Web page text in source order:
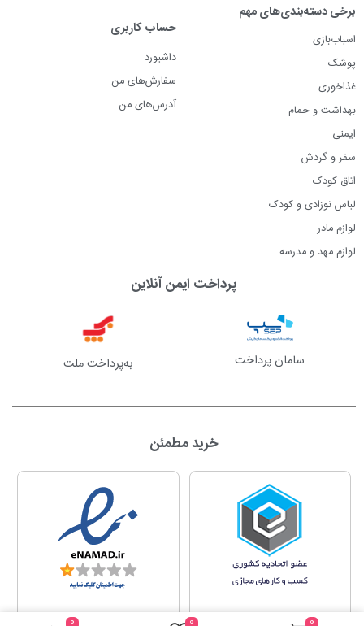
برخی دسته‌بندی‌های مهم
اسباب‌بازی
پوشک
غذاخوری
بهداشت و حمام
ایمنی
سفر و گردش
اتاق کودک
لباس نوزادی و کودک
لوازم مادر
لوازم مهد و مدرسه
حساب کاربری
داشبورد
سفارش‌های من
آدرس‌های من
پرداخت ایمن آنلاین
سامان پرداخت به‌پرداخت ملت
خرید مطمئن
0
0
0